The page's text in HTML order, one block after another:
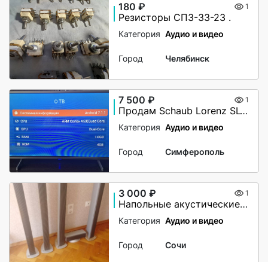
180 ₽ 1
Резисторы СП3-33-23 .
Категория Аудио и видео
Город Челябинск
7 500 ₽ 1
Продам Schaub Lorenz SLT32N5550
Категория Аудио и видео
Город Симферополь
3 000 ₽ 1
Напольные акустические колонки 5.1.
Категория Аудио и видео
Город Сочи